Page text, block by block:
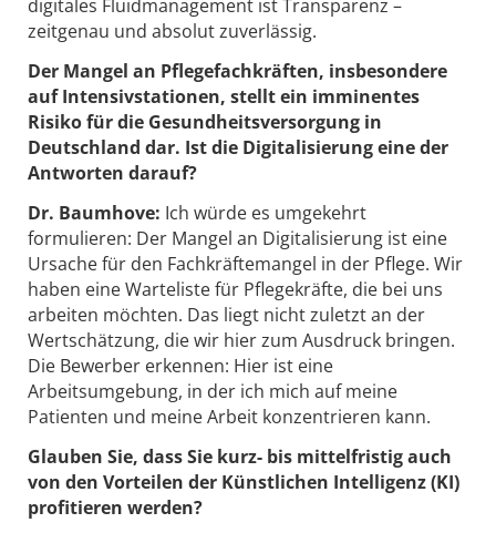
digitales Fluidmanagement ist Transparenz –
zeitgenau und absolut zuverlässig.
Der Mangel an Pflegefachkräften, insbesondere
auf Intensivstationen, stellt ein imminentes
Risiko für die Gesundheitsversorgung in
Deutschland dar. Ist die Digitalisierung eine der
Antworten darauf?
Dr. Baumhove: Ich würde es umgekehrt
formulieren: Der Mangel an Digitalisierung ist eine
Ursache für den Fachkräftemangel in der Pflege. Wir
haben eine Warteliste für Pflegekräfte, die bei uns
arbeiten möchten. Das liegt nicht zuletzt an der
Wertschätzung, die wir hier zum Ausdruck bringen.
Die Bewerber erkennen: Hier ist eine
Arbeitsumgebung, in der ich mich auf meine
Patienten und meine Arbeit konzentrieren kann.
Glauben Sie, dass Sie kurz- bis mittelfristig auch
von den Vorteilen der Künstlichen Intelligenz (KI)
profitieren werden?